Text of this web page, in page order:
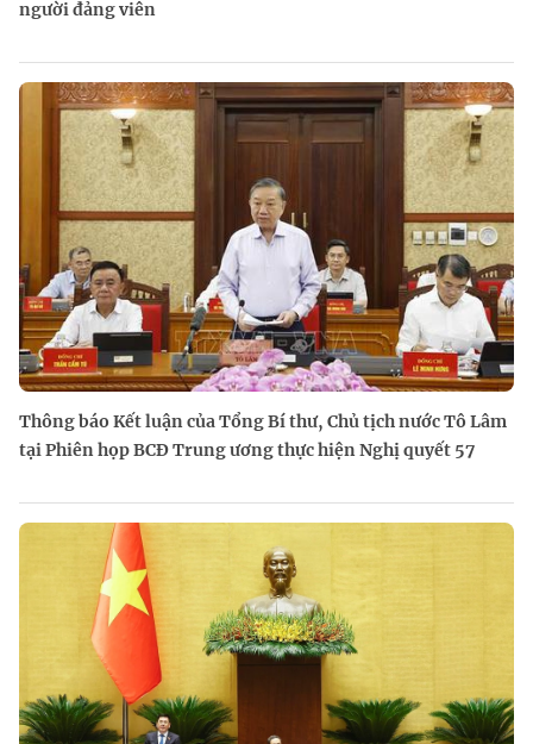
người đảng viên
Thông báo Kết luận của Tổng Bí thư, Chủ tịch nước Tô Lâm
tại Phiên họp BCĐ Trung ương thực hiện Nghị quyết 57